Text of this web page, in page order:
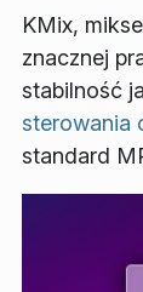
KMix,
znacznej
stabilność
sterowania
standard